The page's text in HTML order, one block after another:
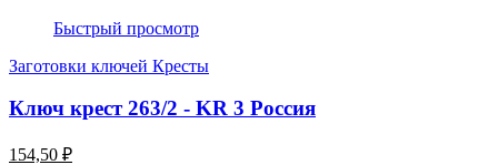
Быстрый просмотр
Заготовки ключей Кресты
Ключ крест 263/2 - KR 3 Россия
154,50 ₽